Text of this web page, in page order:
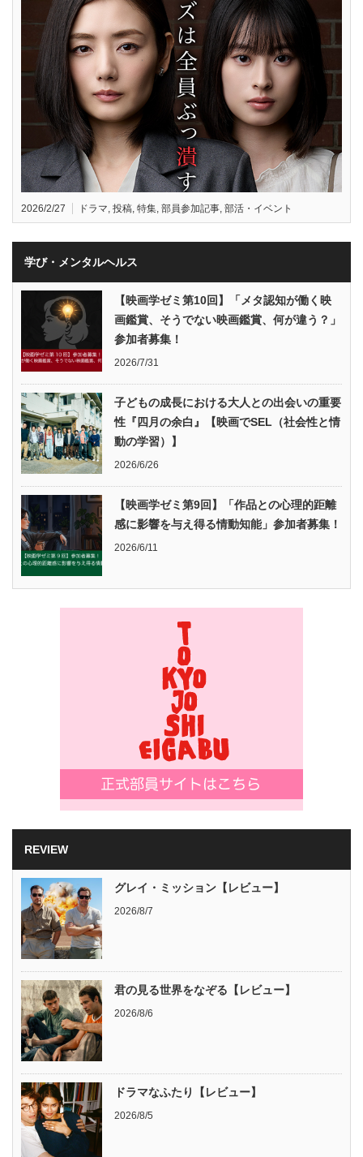
2026/2/27 ドラマ 投稿 特集 部員参加記事 部活・イベント
学び・メンタルヘルス
【映画学ゼミ第10回】「メタ認知が働く映
画鑑賞、そうでない映画鑑賞、何が違う？」
参加者募集！
2026/7/31
子どもの成長における大人との出会いの重要
性『四月の余白』【映画でSEL（社会性と情
動の学習）】
2026/6/26
【映画学ゼミ第9回】「作品との心理的距離
感に影響を与え得る情動知能」参加者募集！
2026/6/11
REVIEW
グレイ・ミッション【レビュー】
2026/8/7
君の見る世界をなぞる【レビュー】
2026/8/6
ドラマなふたり【レビュー】
2026/8/5